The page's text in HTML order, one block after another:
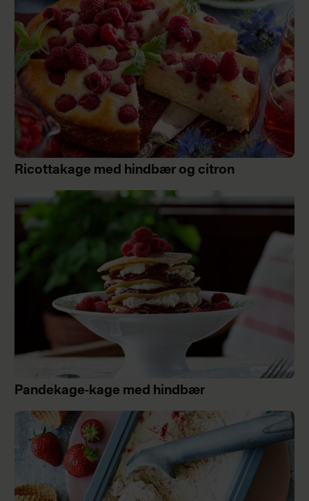
Ricottakage med hindbær og citron
Pandekage-kage med hindbær